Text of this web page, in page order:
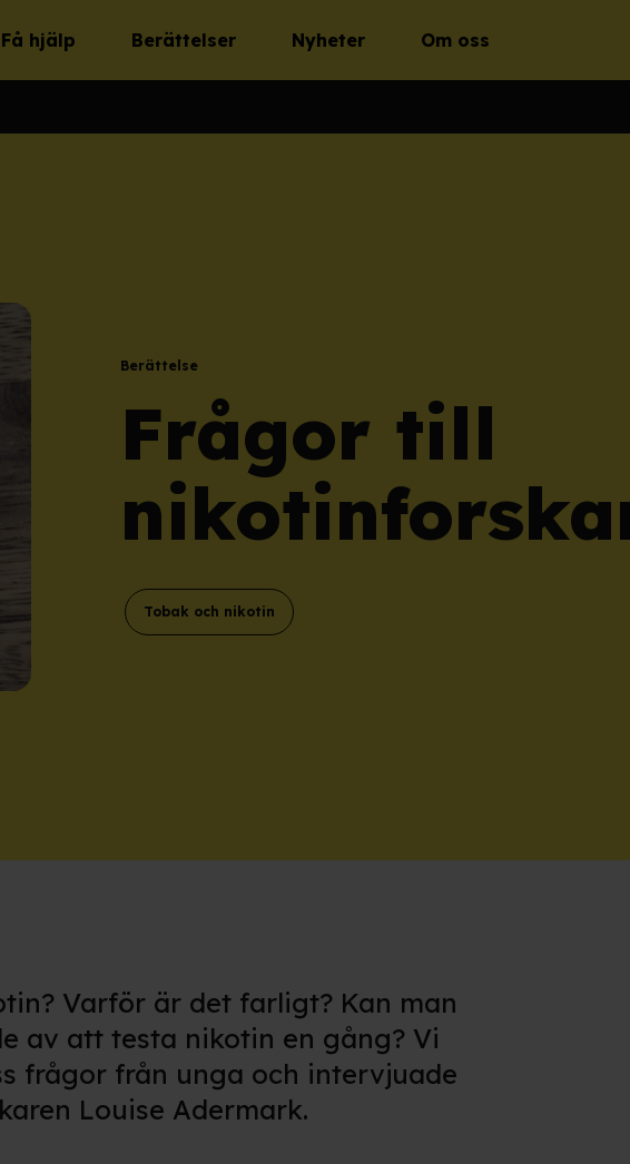
Få hjälp Berättelser Nyheter Om oss
Berättelse
Frågor till
Tobak och nikotin
Varför är det farligt? Kan man
av att testa nikotin en gång? Vi
frågor från unga och intervjuade
Louise Adermark.